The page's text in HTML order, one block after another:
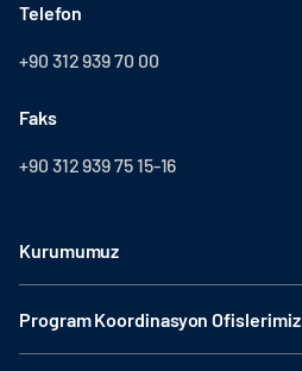
Telefon
+90 312 939 70 00
Faks
+90 312 939 75 15-16
Kurumumuz
Program Koordinasyon Ofislerimiz